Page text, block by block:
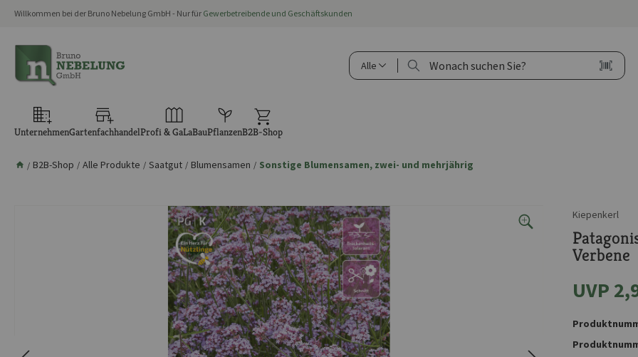
Zur Hauptnavigation springen
Willkommen bei der Bruno Nebelung GmbH - Nur für Gewerbetreibende und Geschäftskunden
UnternehmenGartenfachhandelProfi & GaLaBauPflanzenB2B-Shop
Alle
/ B2B-Shop / Alle Produkte / Saatgut / Blumensamen / Sonstige Blumensamen, zwei- und mehrjährig
Kiepenkerl
Verbene
UVP